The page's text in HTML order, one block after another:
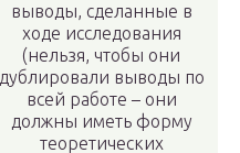
выводы, сделанные в
ходе исследования
(нельзя, чтобы они
дублировали выводы по
всей работе – они
должны иметь форму
теоретических